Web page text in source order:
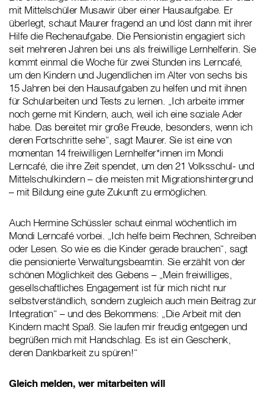
mit Mittelschüler Musawir über einer Hausaufgabe. Er
überlegt, schaut Maurer fragend an und löst dann mit ihrer
Hilfe die Rechenaufgabe. Die Pensionistin engagiert sich
seit mehreren Jahren bei uns als freiwillige Lernhelferin. Sie
kommt einmal die Woche für zwei Stunden ins Lerncafé,
um den Kindern und Jugendlichen im Alter von sechs bis
15 Jahren bei den Hausaufgaben zu helfen und mit ihnen
für Schularbeiten und Tests zu lernen. „Ich arbeite immer
noch gerne mit Kindern, auch, weil ich eine soziale Ader
habe. Das bereitet mir große Freude, besonders, wenn ich
deren Fortschritte sehe“, sagt Maurer. Sie ist eine von
momentan 14 freiwilligen Lernhelfer*innen im Mondi
Lerncafé, die ihre Zeit spendet, um den 21 Volksschul- und
Mittelschulkindern – die meisten mit Migrationshintergrund
– mit Bildung eine gute Zukunft zu ermöglichen.
Auch Hermine Schüssler schaut einmal wöchentlich im
Mondi Lerncafé vorbei. „Ich helfe beim Rechnen, Schreiben
oder Lesen. So wie es die Kinder gerade brauchen“, sagt
die pensionierte Verwaltungsbeamtin. Sie erzählt von der
schönen Möglichkeit des Gebens – „Mein freiwilliges,
gesellschaftliches Engagement ist für mich nicht nur
selbstverständlich, sondern zugleich auch mein Beitrag zur
Integration“ – und des Bekommens: „Die Arbeit mit den
Kindern macht Spaß. Sie laufen mir freudig entgegen und
begrüßen mich mit Handschlag. Es ist ein Geschenk,
deren Dankbarkeit zu spüren!“
Gleich melden, wer mitarbeiten will